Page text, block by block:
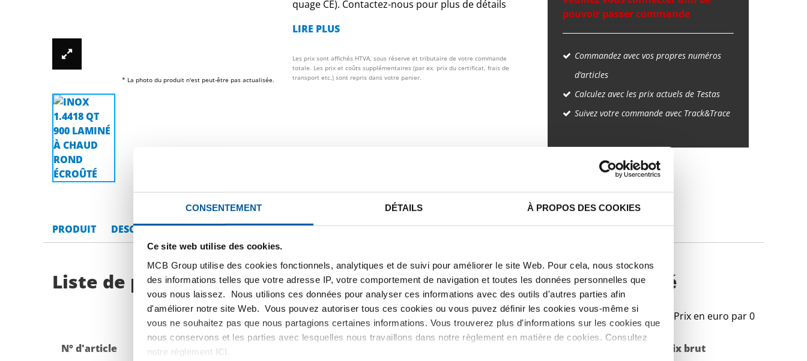
CONSENTEMENT DÉTAILS À PROPOS DES COOKIES
Ce site web utilise des cookies.
MCB Group utilise des cookies fonctionnels, analytiques et de suivi pour améliorer le site Web. Pour cela, nous stockons
des informations telles que votre adresse IP, votre comportement de navigation et toutes les données personnelles que
vous nous laissez. Nous utilions ces données pour analyser ces informations avec des outils d'autres parties afin
d'améliorer notre site Web. Vous pouvez autoriser tous ces cookies ou vous puvez définir les cookies vous-même si
vous ne souhaitez pas que nous partagions certaines informations. Vous trouverez plus d'informations sur les cookies que
nous conservons et les parties avec lesquelles nous travaillons dans notre règlement en matière de cookies. Consultez
notre règlement ICI
* La photo du produit n'est peut-être pas actualisée.
quage CE). Contactez-nous pour plus de détails
LIRE PLUS
Les prix sont affichés HTVA, sous réserve et tributaire de votre commande
totale. Les prix et coûts supplémentaires (par ex. prix du certificat, frais de
transport etc.) sont repris dans votre panier.
pouvoir passer commande
Commandez avec vos propres numéros
d’articles
Calculez avec les prix actuels de Testas
Suivez votre commande avec Track&Trace
PRODUIT DESCRIPTION DU PRODUIT LISTE DE PRIX BRUT TÉLÉCHARGEMENTS CARACTÉRISTIQUES
Liste de prix bruts: Inox 1.4418 QT 900 laminé à chaud rond écroûté
Prix en euro par 0
N° d'article Description Prix brut